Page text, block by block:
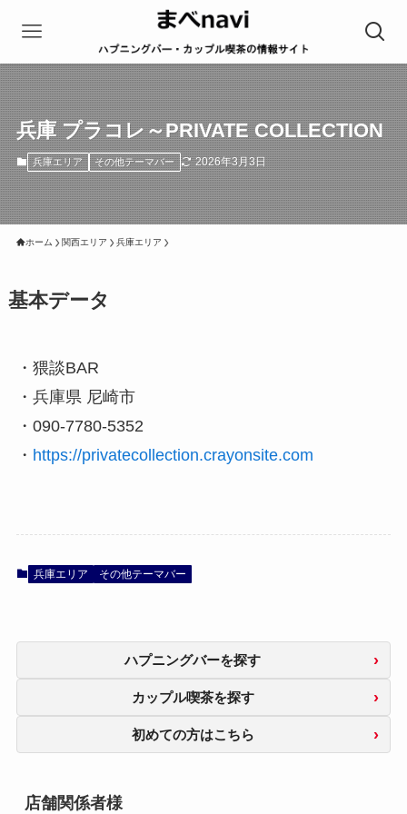
兵庫 プラコレ～PRIVATE COLLECTION
兵庫エリア その他テーマバー 2026年3月3日
ホーム 関西エリア 兵庫エリア
基本データ
・猥談BAR
・兵庫県 尼崎市
・090-7780-5352
・ https://privatecollection.crayonsite.com
兵庫エリア その他テーマバー
ハプニングバーを探す
カップル喫茶を探す
初めての方はこちら
店舗関係者様